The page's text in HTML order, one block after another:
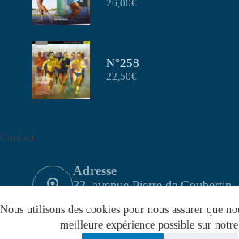
Nous utilisons des cookies pour nous assurer que
meilleure expérience possible sur
26,00€
N°258
22,50€
Contact
Adresse
33, avenue Pierre de Coubertin
Email
contact@aeffa.fr